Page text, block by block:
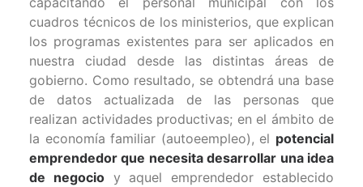
cuadros técnicos de los ministerios, que explican
los programas existentes para ser aplicados en
nuestra ciudad desde las distintas áreas de
gobierno. Como resultado, se obtendrá una base
de datos actualizada de las personas que
realizan actividades productivas; en el ámbito de
la economía familiar (autoeempleo), el potencial
emprendedor que necesita desarrollar una idea
de negocioy aquel emprendedor establecido